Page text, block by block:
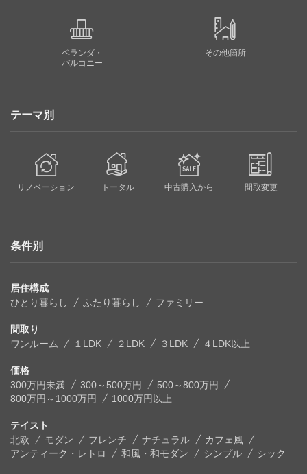
ベランダ・
バルコニー
その他箇所
テーマ別
リノベーション トータル 中古購入から 間取変更
条件別
居住構成
ひとり暮らし
ふたり暮らし ファミリー
間取り
ワンルーム
１LDK ２LDK ３LDK ４LDK以上
価格
300万円未満
300～500万円
500～800万円
800万円～1000万円
1000万円以上
テイスト
北欧
モダン フレンチ ナチュラル
カフェ風
アンティーク・レトロ
和風・和モダン シンプル シック